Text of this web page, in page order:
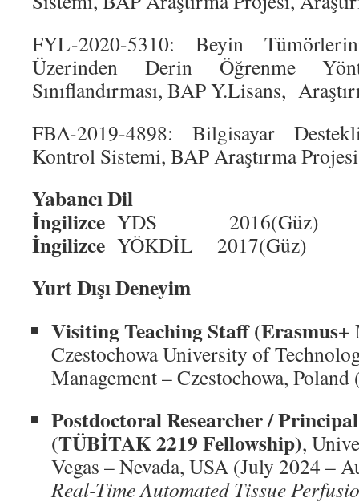
FYL-2020-5310: Beyin
Üzerinden Derin Öğrenme
Sınıflandırması, BAP Y.Lisans,
FBA-2019-4898: Bilgisayar
Kontrol Sistemi, BAP Araştırma
Yabancı Dil
İngilizce YDS 2016(Güz)
İngilizce YÖKDİL 2017(Güz)
Yurt Dışı Deneyim
Visiting Teaching Staff
Czestochowa University of
Management – Czestochowa,
Postdoctoral Researcher /
(TÜBİTAK 2219 Fellowship),
Vegas – Nevada, USA (July 2024 –
Real-Time Automated Tissue